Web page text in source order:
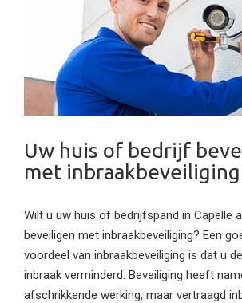
Uw huis of bedrijf
met inbraakbeveiliging
Wilt u uw huis of bedrijfspand in Capelle
beveiligen met inbraakbeveiliging? Een
voordeel van inbraakbeveiliging is dat u
inbraak verminderd. Beveiliging heeft
afschrikkende werking, maar vertraagd